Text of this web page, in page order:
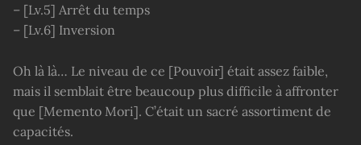
– [Lv.5] Arrêt du temps
– [Lv.6] Inversion
Oh là là… Le niveau de ce [Pouvoir] était assez faible,
mais il semblait être beaucoup plus difficile à affronter
que [Memento Mori]. C’était un sacré assortiment de
capacités.